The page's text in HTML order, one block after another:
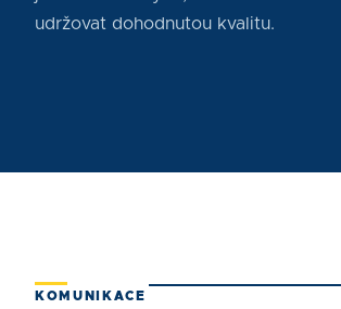
udržovat dohodnutou kvalitu.
KOMUNIKACE